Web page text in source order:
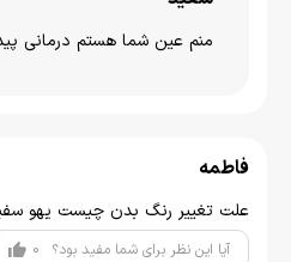
منم عین شما هستم درمانی
فاطمه
علت تغییر رنگ بدن چیست یهو
آیا این نظر برای شما مفید بود؟ 0